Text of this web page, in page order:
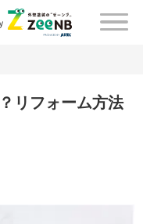
リフォーム方法